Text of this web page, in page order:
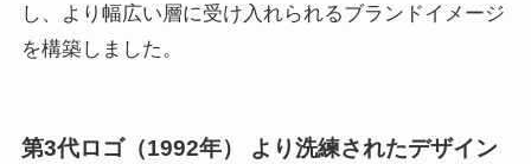
し、より幅広い層に受け入れられるブランドイメージ
を構築しました。
第3代ロゴ（1992年） より洗練されたデザイン